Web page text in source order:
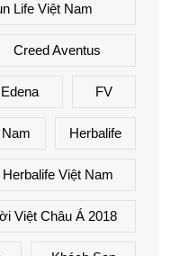
Life Việt Nam
Creed Aventus
Edena FV
Herbalife
Herbalife Việt Nam
Việt Châu Á 2018